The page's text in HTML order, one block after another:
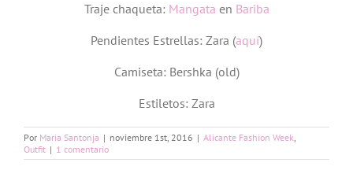
Traje chaqueta: Mangata en Bariba
Pendientes Estrellas: Zara (aquí)
Camiseta: Bershka (old)
Estiletos: Zara
Por Maria Santonja | noviembre 1st, 2016 | Alicante Fashion Week,
Outfit | 1 comentario